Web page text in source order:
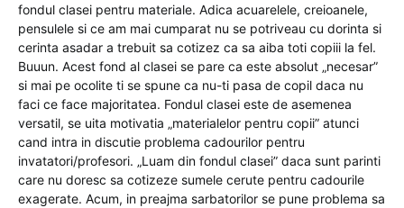
fondul clasei pentru materiale. Adica acuarelele, creioanele,
pensulele si ce am mai cumparat nu se potriveau cu dorinta si
cerinta asadar a trebuit sa cotizez ca sa aiba toti copiii la fel.
Buuun. Acest fond al clasei se pare ca este absolut „necesar”
si mai pe ocolite ti se spune ca nu-ti pasa de copil daca nu
faci ce face majoritatea. Fondul clasei este de asemenea
versatil, se uita motivatia „materialelor pentru copii” atunci
cand intra in discutie problema cadourilor pentru
invatatori/profesori. „Luam din fondul clasei” daca sunt parinti
care nu doresc sa cotizeze sumele cerute pentru cadourile
exagerate. Acum, in preajma sarbatorilor se pune problema sa